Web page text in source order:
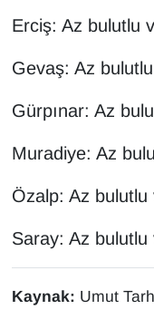
Erciş: Az bulutlu
Gevaş: Az
Gürpınar: Az
Muradiye: Az
Özalp: Az bulutlu
Saray: Az bulutlu
Kaynak: Umut
TEBRİK
TEKNOLOJİ
Turizm
VAN'DA
Vasıta